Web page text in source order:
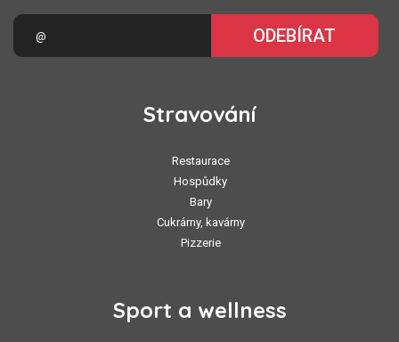
ODEBÍRAT
Stravování
Restaurace
Hospůdky
Bary
Cukrárny, kavárny
Pizzerie
Sport a wellness